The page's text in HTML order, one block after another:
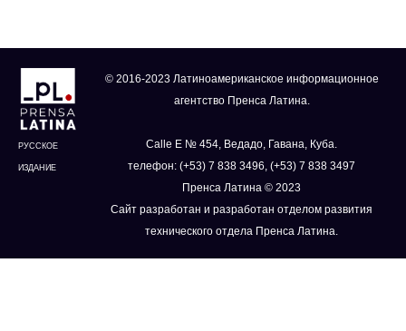
РУССКОЕ
ИЗДАНИЕ
© 2016-2023 Латиноамериканское информационное
агентство Пренса Латина.
Calle E № 454, Ведадо, Гавана, Куба.
телефон: (+53) 7 838 3496, (+53) 7 838 3497
Пренса Латина © 2023
Сайт разработан и разработан отделом развития
технического отдела Пренса Латина.